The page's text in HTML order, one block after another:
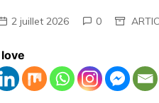
2 juillet 2026 0